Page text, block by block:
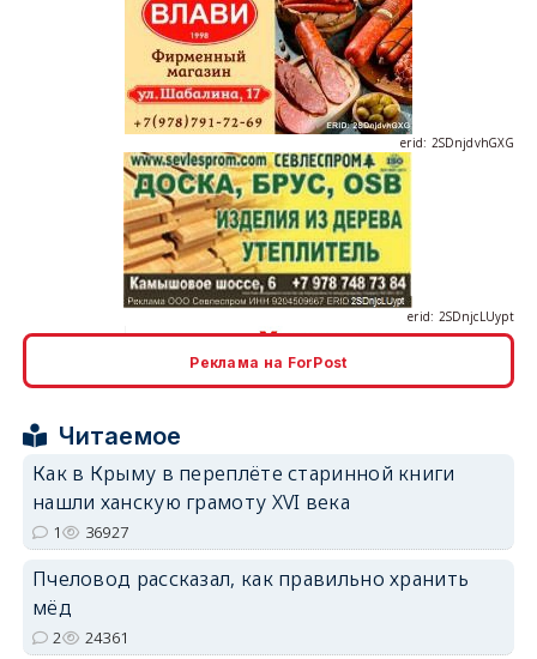
erid: 2SDnjdvhGXG
Реклама на ForPost
Читаемое
Как в Крыму в переплёте старинной книги
нашли ханскую грамоту XVI века
1 36927
Пчеловод рассказал, как правильно хранить
мёд
2 24361